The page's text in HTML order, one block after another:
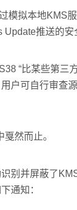
模拟本地KMS
推送的
“比某些第三
户可自行审查源
然而止。
别并屏蔽了
通知：